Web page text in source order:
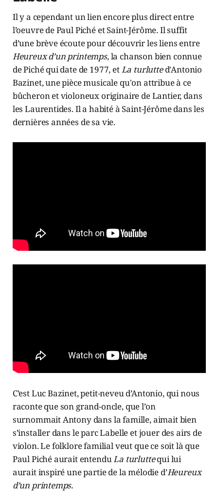
Il y a cependant un lien encore plus direct entre
l’oeuvre de Paul Piché et Saint-Jérôme. Il suffit
d’une brève écoute pour découvrir les liens entre
Heureux d’un printemps, la chanson bien connue
de Piché qui date de 1977, etLa turlutted'Antonio
Bazinet, une pièce musicale qu'on attribue à ce
bûcheron et violoneux originaire de Lantier, dans
les Laurentides. Il a habité à Saint-Jérôme dans les
dernières années de sa vie.
C’est Luc Bazinet, petit-neveu d’Antonio, qui nous
raconte que son grand-oncle, que l’on
surnommait Antony dans la famille, aimait bien
s’installer dans le parc Labelle et jouer des airs de
violon. Le folklore familial veut que ce soit là que
Paul Piché aurait entenduLa turluttequi lui
aurait inspiré une partie de la mélodie d’Heureux
d’un printemps.